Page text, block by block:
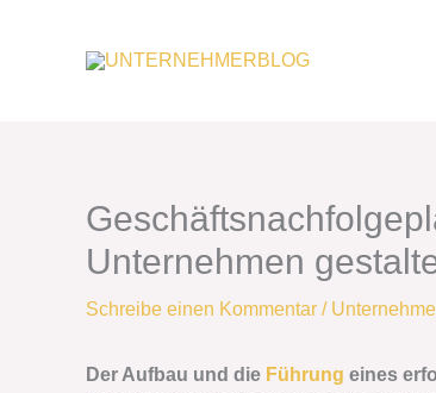
Unternehmen
Schreibe einen Kommentar /
Der Aufbau und die Führung eines